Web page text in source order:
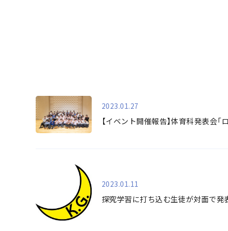
2023.01.27
【イベント開催報告】体育科発表会
2023.01.11
探究学習に打ち込む生徒が対面で発